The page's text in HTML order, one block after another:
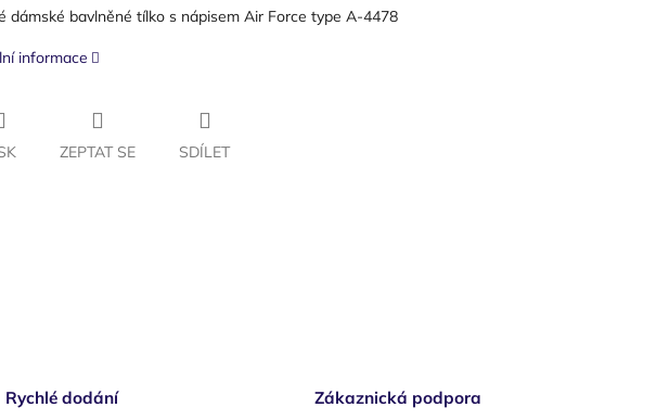
dámské bavlněné tílko s nápisem Air Force type A-4478
informace
ZEPTAT SE SDÍLET
Rychlé dodání Zákaznická podpora